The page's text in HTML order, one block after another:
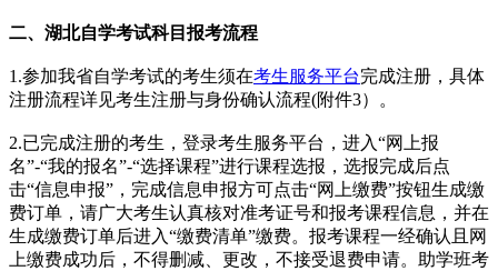
二、湖北自学考试科目报考流程
1.参加我省自学考试的考生须在考生服务平台完成注册，具体
注册流程详见考生注册与身份确认流程(附件3）。
2.已完成注册的考生，登录考生服务平台，进入“网上报
名”-“我的报名”-“选择课程”进行课程选报，选报完成后点
击“信息申报”，完成信息申报方可点击“网上缴费”按钮生成缴
费订单，请广大考生认真核对准考证号和报考课程信息，并在
生成缴费订单后进入“缴费清单”缴费。报考课程一经确认且网
上缴费成功后，不得删减、更改，不接受退费申请。助学班考